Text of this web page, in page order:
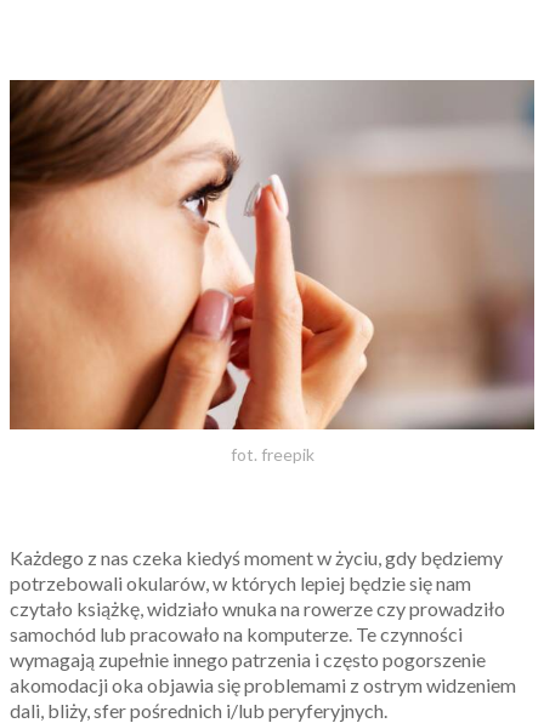
fot. freepik
Każdego z nas czeka kiedyś moment w życiu, gdy będziemy
potrzebowali okularów, w których lepiej będzie się nam
czytało książkę, widziało wnuka na rowerze czy prowadziło
samochód lub pracowało na komputerze. Te czynności
wymagają zupełnie innego patrzenia i często pogorszenie
akomodacji oka objawia się problemami z ostrym widzeniem
dali, bliży, sfer pośrednich i/lub peryferyjnych.